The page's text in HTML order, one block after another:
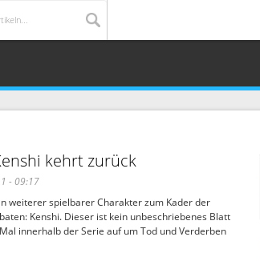
kehrt zurück
- 09:17
weiterer spielbarer Charakter zum Kader der
Kenshi. Dieser ist kein unbeschriebenes Blatt
innerhalb der Serie auf um Tod und Verderben